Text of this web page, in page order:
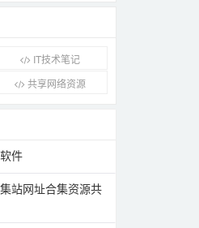
IT技术笔记
共享网络资源
件
站网址合集资源共